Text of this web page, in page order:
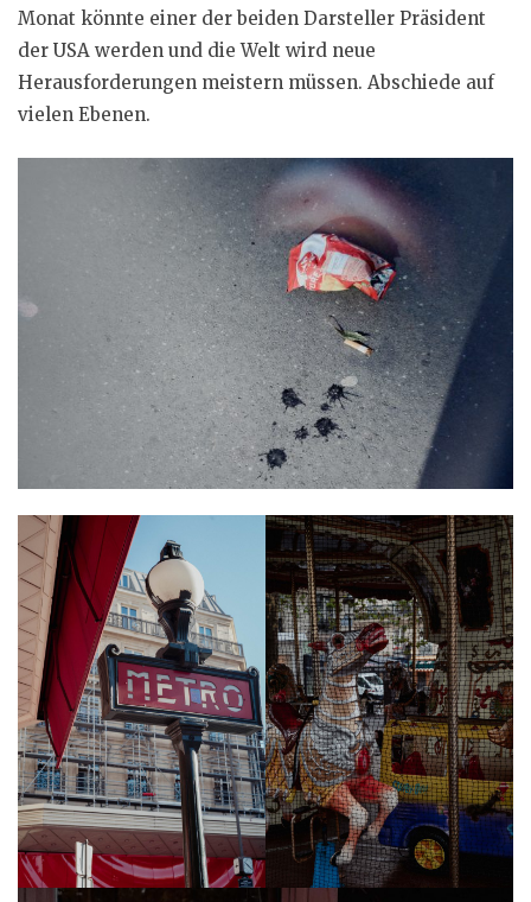
Monat könnte einer der beiden Darsteller Präsident
der USA werden und die Welt wird neue
Herausforderungen meistern müssen. Abschiede auf
vielen Ebenen.